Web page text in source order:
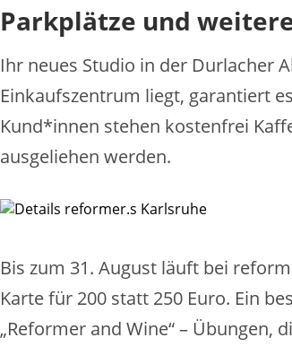
Parkplätze und
Ihr neues Studio in der Durlacher
Einkaufszentrum liegt, garantiert
Kund*innen stehen kostenfrei
ausgeliehen werden.
Bis zum 31. August läuft bei
Karte für 200 statt 250 Euro. Ein
„Reformer and Wine“ – Übungen,